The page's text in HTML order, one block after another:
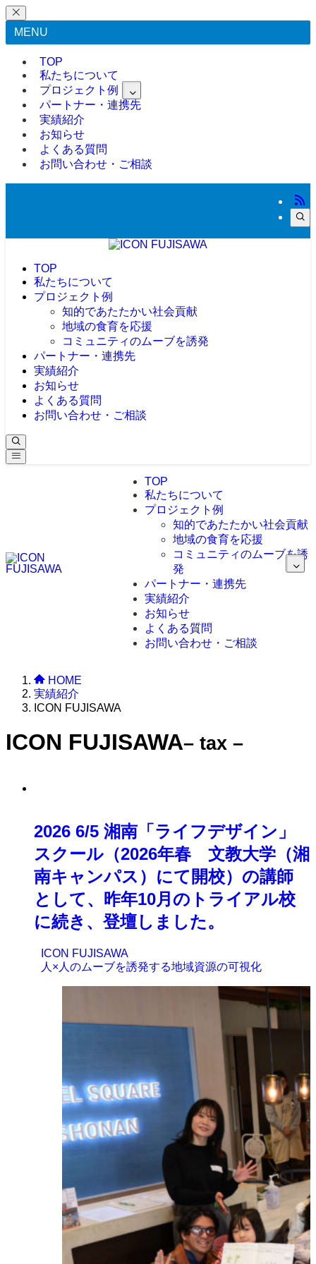
MENU
TOP
私たちについて
プロジェクト例
パートナー・連携先
実績紹介
お知らせ
よくある質問
お問い合わせ・ご相談
TOP
私たちについて
プロジェクト例
知的であたたかい社会貢献
地域の食育を応援
コミュニティのムーブを誘発
パートナー・連携先
実績紹介
お知らせ
よくある質問
お問い合わせ・ご相談
TOP
私たちについて
プロジェクト例
知的であたたかい社会貢献
地域の食育を応援
コミュニティのムーブを誘
発
パートナー・連携先
実績紹介
お知らせ
よくある質問
お問い合わせ・ご相談
HOME
実績紹介
ICON FUJISAWA
ICON FUJISAWA– tax –
2026 6/5 湘南「ライフデザイン」
スクール（2026年春 文教大学（湘
南キャンパス）にて開校）の講師
として、昨年10月のトライアル校
に続き、登壇しました。
ICON FUJISAWA
人×人のムーブを誘発する地域資源の可視化